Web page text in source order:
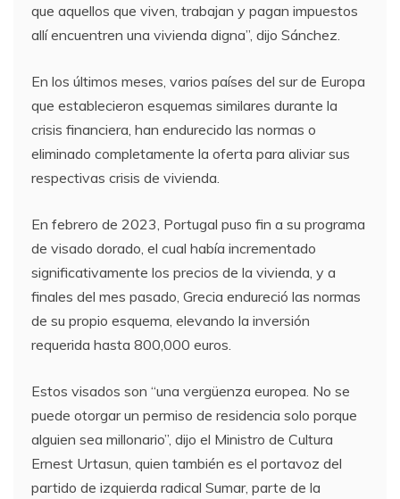
que aquellos que viven, trabajan y pagan impuestos
allí encuentren una vivienda digna”, dijo Sánchez.
En los últimos meses, varios países del sur de Europa
que establecieron esquemas similares durante la
crisis financiera, han endurecido las normas o
eliminado completamente la oferta para aliviar sus
respectivas crisis de vivienda.
En febrero de 2023, Portugal puso fin a su programa
de visado dorado, el cual había incrementado
significativamente los precios de la vivienda, y a
finales del mes pasado, Grecia endureció las normas
de su propio esquema, elevando la inversión
requerida hasta 800,000 euros.
Estos visados son “una vergüenza europea. No se
puede otorgar un permiso de residencia solo porque
alguien sea millonario”, dijo el Ministro de Cultura
Ernest Urtasun, quien también es el portavoz del
partido de izquierda radical Sumar, parte de la